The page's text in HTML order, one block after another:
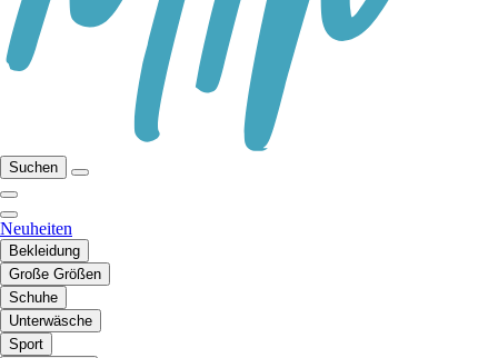
Suchen
Neuheiten
Bekleidung
Große Größen
Schuhe
Unterwäsche
Sport